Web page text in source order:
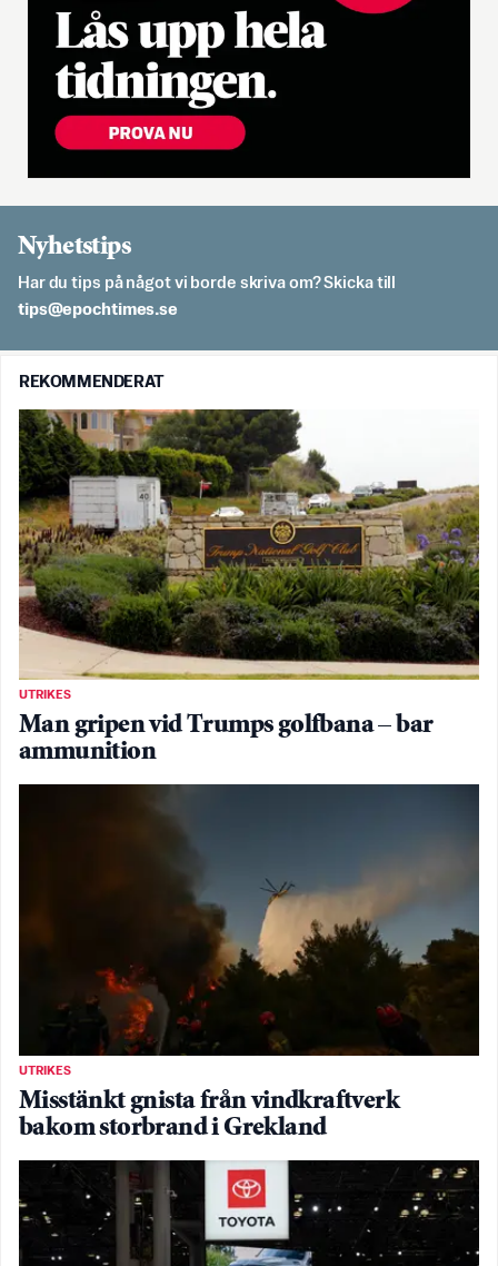
Nyhetstips
Har du tips på något vi borde skriva om? Skicka till
es.semithcope@spit
REKOMMENDERAT
UTRIKES
Man gripen vid Trumps golfbana – bar
ammunition
UTRIKES
Misstänkt gnista från vindkraftverk
bakom storbrand i Grekland